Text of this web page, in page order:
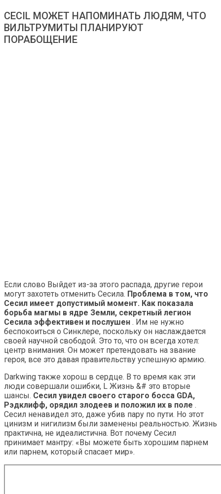
CECIL МОЖЕТ НАПОМИНАТЬ ЛЮДЯМ, ЧТО
ВИЛЬТРУМИТЫ ПЛАНИРУЮТ
ПОРАБОЩЕНИЕ
Если слово Выйдет из-за этого распада, другие герои
могут захотеть отменить Сесила. Проблема в том, что
Сесил имеет допустимый момент. Как показала
борьба магмы в ядре Земли, секретный легион
Сесила эффективен и послушен . Им не нужно
беспокоиться о Синклере, поскольку он наслаждается
своей научной свободой. Это то, что он всегда хотел:
центр внимания. Он может претендовать на звание
героя, все это давая правительству успешную армию.
Darkwing также хорош в сердце. В то время как эти
люди совершали ошибки, L Жизнь &# это вторые
шансы. Сесил увидел своего старого босса GDA,
Рэдклифф, орядил злодеев и положил их в поле .
Сесил ненавидел это, даже убив пару по пути. Но этот
цинизм и нигилизм были заменены реальностью. Жизнь
практична, не идеалистична. Вот почему Сесил
принимает мантру: «Вы можете быть хорошим парнем
или парнем, который спасает мир».